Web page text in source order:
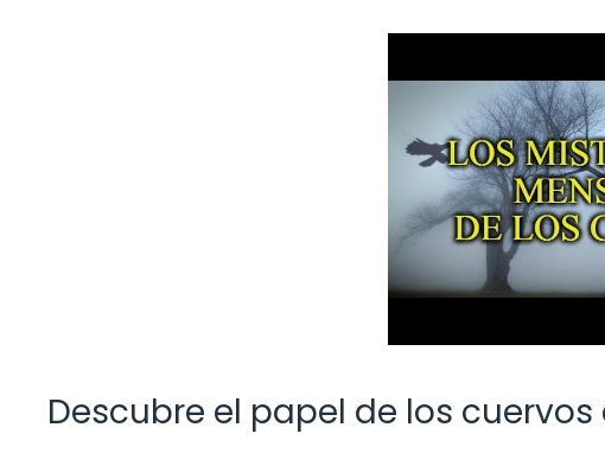
Descubre el papel de los